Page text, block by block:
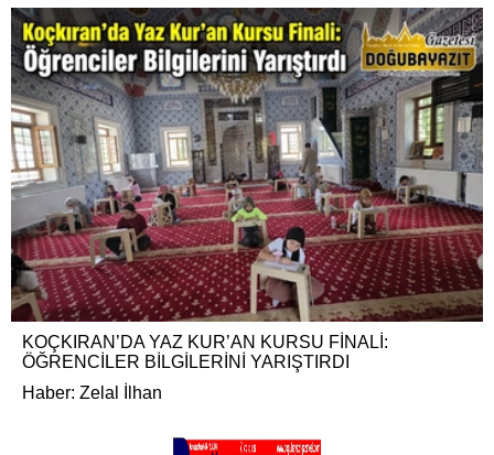
KOÇKIRAN’DA YAZ KUR’AN KURSU FİNALİ:
ÖĞRENCİLER BİLGİLERİNİ YARIŞTIRDI
Haber: Zelal İlhan